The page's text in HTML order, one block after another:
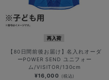
再入荷
【80日間前後お届け】名入れオーダ
ーPOWER SEND ユニフォー
ム/VISITOR/130cm
¥16,000 (税込)